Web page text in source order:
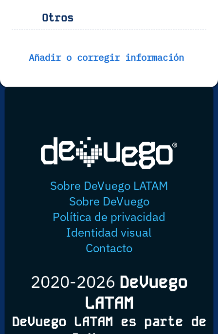
Otros
Añadir o corregir información
Sobre DeVuego LATAM
Sobre DeVuego
Política de privacidad
Identidad visual
Contacto
2020-2026 DeVuego
LATAM
DeVuego LATAM es parte de